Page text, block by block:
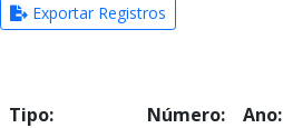
Exportar Registros
Tipo: Número: Ano: